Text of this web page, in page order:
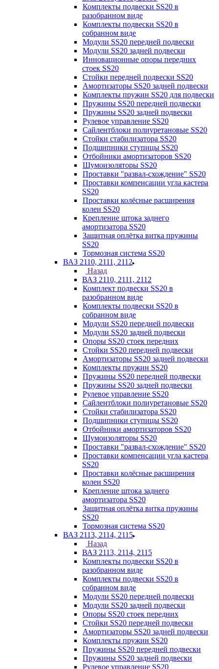
Комплекты подвески SS20 в
разобранном виде
Комплекты подвески SS20 в
собранном виде
Модули SS20 передней подвески
Модули SS20 задней подвески
Инновационные опоры передних
стоек SS20
Стойки передней подвески SS20
Амортизаторы SS20 задней подвески
Комплекты пружин SS20 для подвески
Пружины SS20 передней подвески
Пружины SS20 задней подвески
Рулевое управление SS20
Сайлентблоки полиуретановые SS20
Стойки стабилизатора SS20
Подшипники ступицы SS20
Отбойники амортизаторов SS20
Шумоизоляторы SS20
Проставки "развал-схождение" SS20
Проставки компенсации угла кастера
SS20
Проставки колёсные расширения
колеи SS20
Крепление штока заднего
амортизатора SS20
Защитная оплётка витка пружины
SS20
Тормозная система SS20
ВАЗ 2110, 2111, 2112
Назад
ВАЗ 2110, 2111, 2112
Комплект подвески SS20 в
разобранном виде
Комплекты подвески SS20 в
собранном виде
Модули SS20 передней подвески
Модули SS20 задней подвески
Опоры SS20 стоек передних
Стойки SS20 передней подвески
Амортизаторы SS20 задней подвески
Комплекты пружин SS20
Пружины SS20 передней подвески
Пружины SS20 задней подвески
Рулевое управление SS20
Сайлентблоки полиуретановые SS20
Стойки стабилизатора SS20
Подшипники ступицы SS20
Отбойники амортизаторов SS20
Шумоизоляторы SS20
Проставки "развал-схождение" SS20
Проставки компенсации угла кастера
SS20
Проставки колёсные расширения
колеи SS20
Крепление штока заднего
амортизатора SS20
Защитная оплётка витка пружины
SS20
Тормозная система SS20
ВАЗ 2113, 2114, 2115
Назад
ВАЗ 2113, 2114, 2115
Комплекты подвески SS20 в
разобранном виде
Комплекты подвески SS20 в
собранном виде
Модули SS20 передней подвески
Модули SS20 задней подвески
Опоры SS20 стоек передних
Стойки SS20 передней подвески
Амортизаторы SS20 задней подвески
Комплекты пружин SS20
Пружины SS20 передней подвески
Пружины SS20 задней подвески
Рулевое управление SS20